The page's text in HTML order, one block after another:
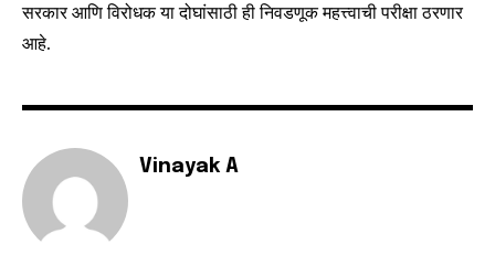
सरकार आणि विरोधक या दोघांसाठी ही निवडणूक महत्त्वाची परीक्षा ठरणार
आहे.
Vinayak A